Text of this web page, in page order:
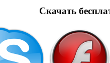
Скачать